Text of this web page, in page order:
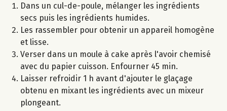
Dans un cul-de-poule, mélanger les ingrédients
secs puis les ingrédients humides.
Les rassembler pour obtenir un appareil homogène
et lisse.
Verser dans un moule à cake après l'avoir chemisé
avec du papier cuisson. Enfourner 45 min.
Laisser refroidir 1 h avant d'ajouter le glaçage
obtenu en mixant les ingrédients avec un mixeur
plongeant.